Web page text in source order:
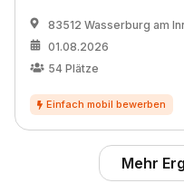
83512 Wasserburg am
01.08.2026
54 Plätze
Mehr